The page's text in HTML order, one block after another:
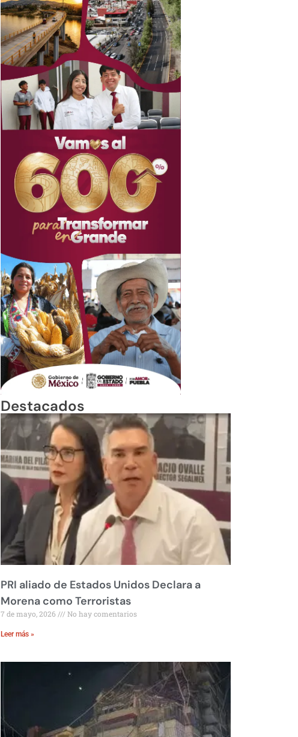
Destacados
PRI aliado de Estados Unidos Declara a
Morena como Terroristas
7 de mayo, 2026 No hay comentarios
Leer más »